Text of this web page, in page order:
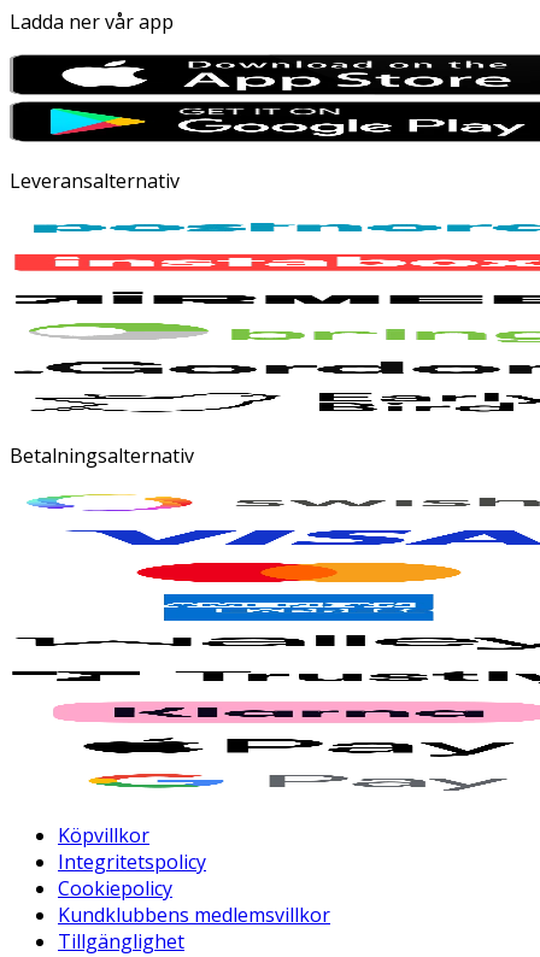
Ladda ner vår app
Leveransalternativ
Betalningsalternativ
Köpvillkor
Integritetspolicy
Cookiepolicy
Kundklubbens medlemsvillkor
Tillgänglighet